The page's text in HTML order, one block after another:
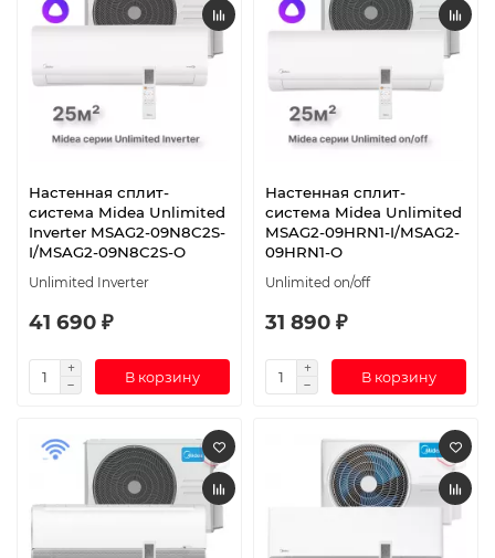
Настенная сплит-
система Midea Unlimited
Inverter MSAG2-09N8C2S-
I/MSAG2-09N8C2S-O
Unlimited Inverter
41 690 ₽
В корзину
Настенная сплит-
система Midea Unlimited
MSAG2-09HRN1-I/MSAG2-
09HRN1-O
Unlimited on/off
31 890 ₽
В корзину